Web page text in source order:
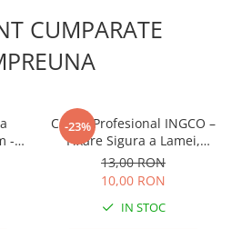
CUMPARATE
-
-23%
Cutter Profesional INGCO –
Fixare Sigura a Lamei,
Taiere Precisa
13,00 RON
10,00 RON
IN STOC